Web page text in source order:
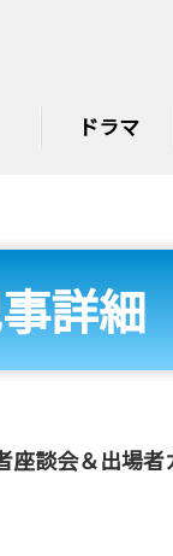
ドラマ
詳細
座談会＆出場